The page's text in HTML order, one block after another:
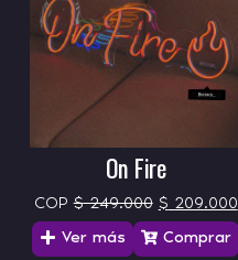
On Fire
COP$249.000 $ 209.000
Ver más
Comprar